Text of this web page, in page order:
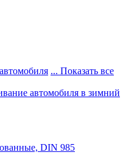
... Показать все
автомобиля в зимний
DIN 985